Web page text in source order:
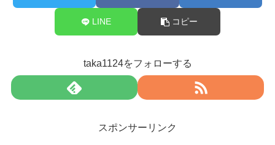
LINE コピー
taka1124をフォローする
スポンサーリンク